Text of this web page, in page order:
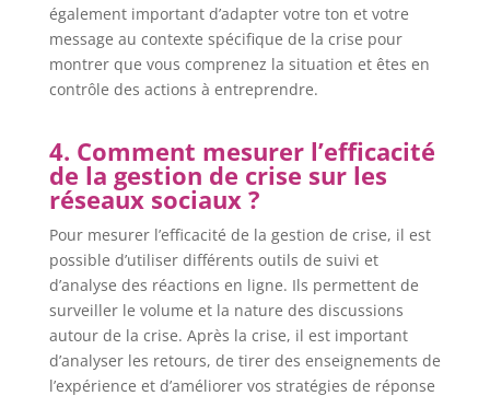
également important d’adapter votre ton et votre
message au contexte spécifique de la crise pour
montrer que vous comprenez la situation et êtes en
contrôle des actions à entreprendre.
4. Comment mesurer l’efficacité
de la gestion de crise sur les
réseaux sociaux ?
Pour mesurer l’efficacité de la gestion de crise, il est
possible d’utiliser différents outils de suivi et
d’analyse des réactions en ligne. Ils permettent de
surveiller le volume et la nature des discussions
autour de la crise. Après la crise, il est important
d’analyser les retours, de tirer des enseignements de
l’expérience et d’améliorer vos stratégies de réponse